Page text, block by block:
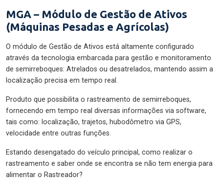
MGA – Módulo de Gestão de Ativos
(Máquinas Pesadas e Agrícolas)
O módulo de Gestão de Ativos está altamente configurado
através da tecnologia embarcada para gestão e monitoramento
de semirreboques: Atrelados ou desatrelados, mantendo assim a
localização precisa em tempo real.
Produto que possibilita o rastreamento de semirreboques,
fornecendo em tempo real diversas informações via software,
tais como: localização, trajetos, hubodômetro via GPS,
velocidade entre outras funções.
Estando desengatado do veículo principal, como realizar o
rastreamento e saber onde se encontra se não tem energia para
alimentar o Rastreador?